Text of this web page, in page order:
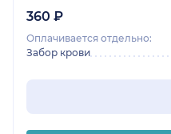
360 ₽
Оплачивается отдельно:
Забор крови